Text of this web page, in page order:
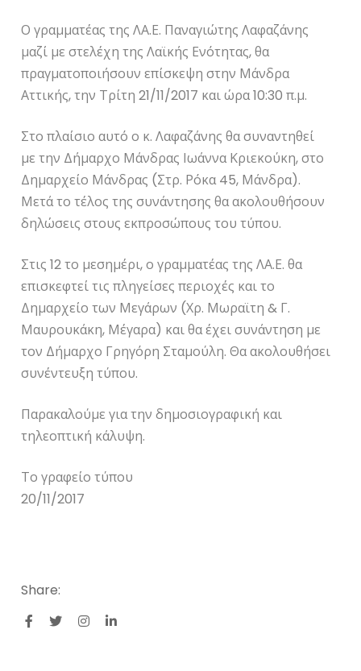
Ο γραμματέας της ΛΑ.Ε. Παναγιώτης Λαφαζάνης
μαζί με στελέχη της Λαϊκής Ενότητας, θα
πραγματοποιήσουν επίσκεψη στην Μάνδρα
Αττικής, την Τρίτη 21/11/2017 και ώρα 10:30 π.μ.
Στο πλαίσιο αυτό ο κ. Λαφαζάνης θα συναντηθεί
με την Δήμαρχο Μάνδρας Ιωάννα Κριεκούκη, στο
Δημαρχείο Μάνδρας (Στρ. Ρόκα 45, Μάνδρα).
Μετά το τέλος της συνάντησης θα ακολουθήσουν
δηλώσεις στους εκπροσώπους του τύπου.
Στις 12 το μεσημέρι, ο γραμματέας της ΛΑ.Ε. θα
επισκεφτεί τις πληγείσες περιοχές και το
Δημαρχείο των Μεγάρων (Χρ. Μωραϊτη & Γ.
Μαυρουκάκη, Μέγαρα) και θα έχει συνάντηση με
τον Δήμαρχο Γρηγόρη Σταμούλη. Θα ακολουθήσει
συνέντευξη τύπου.
Παρακαλούμε για την δημοσιογραφική και
τηλεοπτική κάλυψη.
Το γραφείο τύπου
20/11/2017
Share: